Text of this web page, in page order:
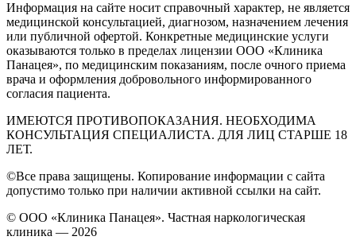
Информация на сайте носит справочный характер, не является
медицинской консультацией, диагнозом, назначением лечения
или публичной офертой. Конкретные медицинские услуги
оказываются только в пределах лицензии ООО «Клиника
Панацея», по медицинским показаниям, после очного приема
врача и оформления добровольного информированного
согласия пациента.
ИМЕЮТСЯ ПРОТИВОПОКАЗАНИЯ. НЕОБХОДИМА
КОНСУЛЬТАЦИЯ СПЕЦИАЛИСТА. ДЛЯ ЛИЦ СТАРШЕ 18
ЛЕТ.
©Все права защищены. Копирование информации с сайта
допустимо только при наличии активной ссылки на сайт.
© ООО «Клиника Панацея». Частная наркологическая
клиника — 2026